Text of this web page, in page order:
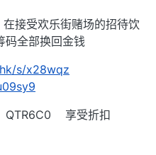
接受欢乐街赌场的招待饮
码全部换回金钱
s/x28wqz
QTR6C0 享受折扣